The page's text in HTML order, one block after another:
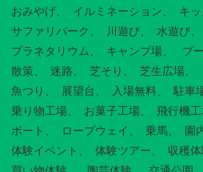
おみやげ
イルミネーション キ
サファリパーク
川遊び 水遊び
プラネタリウム
キャンプ場 プ
散策
迷路 芝そり 芝生広場
魚つり
展望台 入場無料 駐車
乗り物工場
お菓子工場 飛行機
ボート
ロープウェイ 乗馬 園
体験イベント
体験ツアー 収穫